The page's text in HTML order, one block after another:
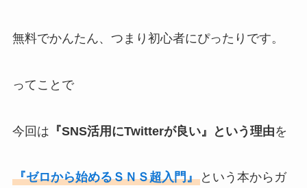
無料でかんたん、つまり初心者にぴったりです。
ってことで
今回は 『SNS活用にTwitterが良い』という理由を
『ゼロから始めるＳＮＳ超入門』という本からガ